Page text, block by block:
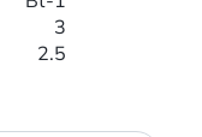
3
2.5